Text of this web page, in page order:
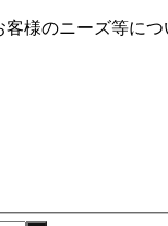
様のニーズ等に